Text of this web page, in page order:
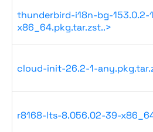
thunderbird-i18n-bg-153.0.2-
x86_64.pkg.tar.zst..>
cloud-init-26.2-1-
r8168-lts-8.056.02-39-